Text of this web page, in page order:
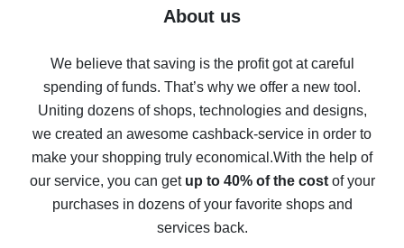
Five ways to get the most cash back on AliExpress
back
10% cash back on AliExpress - the impossible is
possible
The best cash back on AliExpress - how to find it
The best cash back service for AliExpress - let's
compare offers
About us
We believe that saving is the profit got at careful
spending of funds. That’s why we offer a new tool.
Uniting dozens of shops, technologies and designs,
we created an awesome cashback-service in order to
make your shopping truly economical.With the help of
our service, you can get up to 40% of the costof your
purchases in dozens of your favorite shops and
services back.